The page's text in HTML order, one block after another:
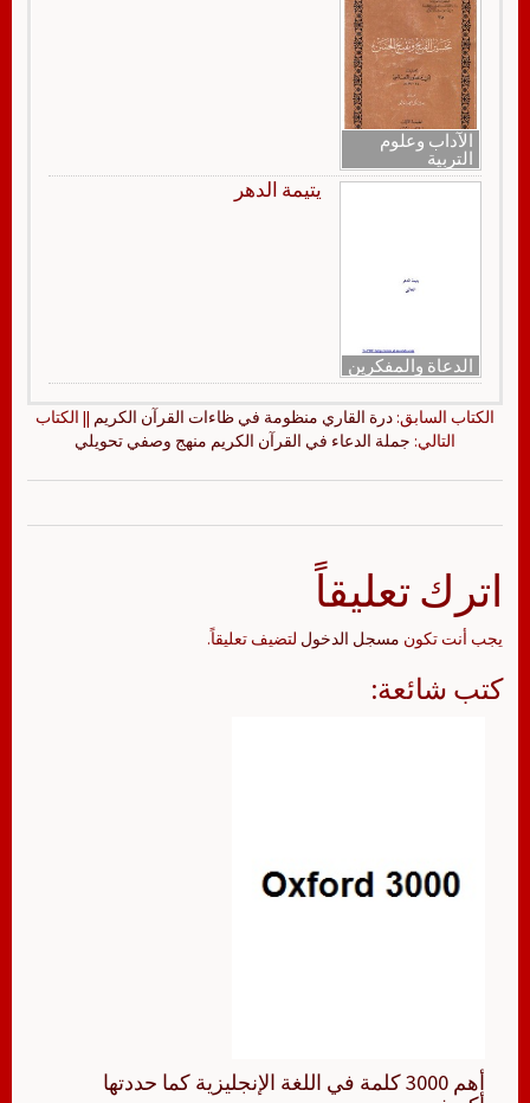
الآداب وعلوم
التربية
الدعاة والمفكرين
يتيمة الدهر
الكتاب السابق: درة القاري منظومة في ظاءات القرآن الكريم || الكتاب
التالي: جملة الدعاء في القرآن الكريم منهج وصفي تحويلي
اترك تعليقاً
يجب أنت تكون مسجل الدخول لتضيف تعليقاً.
كتب شائعة:
أهم 3000 كلمة في اللغة الإنجليزية كما حددتها